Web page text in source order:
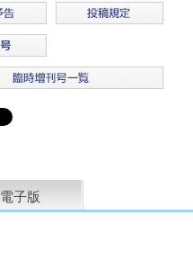
電子版